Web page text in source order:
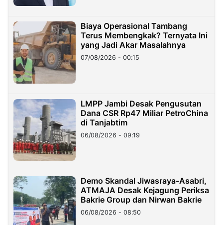
Biaya Operasional Tambang
Terus Membengkak? Ternyata Ini
yang Jadi Akar Masalahnya
07/08/2026 - 00:15
LMPP Jambi Desak Pengusutan
Dana CSR Rp47 Miliar PetroChina
di Tanjabtim
06/08/2026 - 09:19
Demo Skandal Jiwasraya-Asabri,
ATMAJA Desak Kejagung Periksa
Bakrie Group dan Nirwan Bakrie
06/08/2026 - 08:50